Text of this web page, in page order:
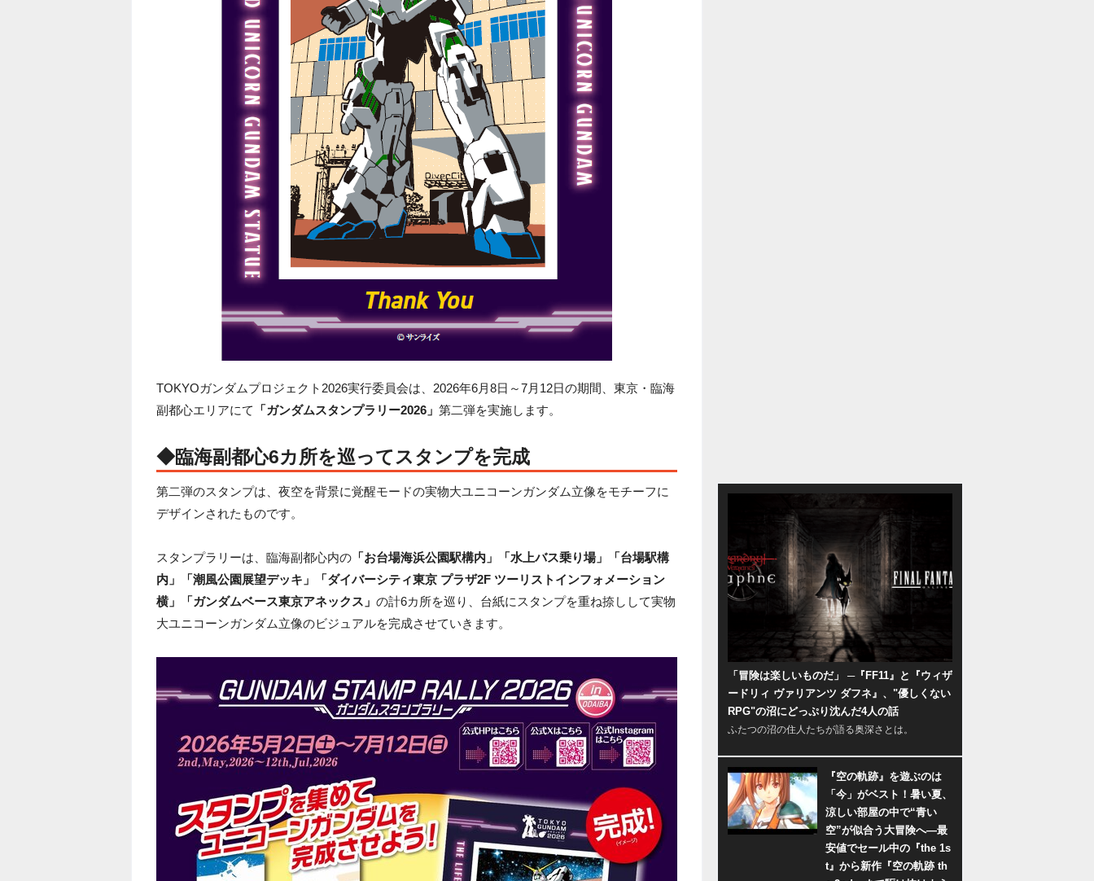
TOKYOガンダムプロジェクト2026実行委員会は、2026年6月8日～7月12日の期間、東京・臨海
副都心エリアにて
「ガンダムスタンプラリー2026」 第二弾を実施します。
◆臨海副都心6カ所を巡ってスタンプを完成
第二弾のスタンプは、夜空を背景に覚醒モードの実物大ユニコーンガンダム立像をモチーフに
デザインされたものです。
スタンプラリーは、臨海副都心内の 「お台場海浜公園駅構内」「水上バス乗り場」「台場駅構
内」「潮風公園展望デッキ」「ダイバーシティ東京 プラザ2F ツーリストインフォメーション
横」「ガンダムベース東京アネックス」 の計6カ所を巡り、台紙にスタンプを重ね捺しして実物
大ユニコーンガンダム立像のビジュアルを完成させていきます。
「冒険は楽しいものだ」 ─『FF11』と『ウィザ
ードリィ ヴァリアンツ ダフネ』、"優しくない
RPG"の沼にどっぷり沈んだ4人の話
ふたつの沼の住人たちが語る奥深さとは。
『空の軌跡』を遊ぶのは
「今」がベスト！暑い夏、
涼しい部屋の中で“青い
空”が似合う大冒険へ―最
安値でセール中の『the 1s
t』から新作『空の軌跡 th